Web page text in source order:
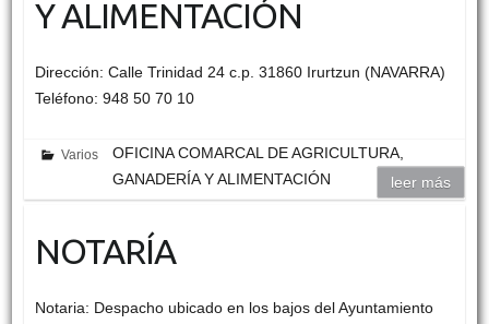
Y ALIMENTACIÓN
Dirección: Calle Trinidad 24 c.p. 31860 Irurtzun (NAVARRA)
Teléfono: 948 50 70 10
Varios
OFICINA COMARCAL DE AGRICULTURA,
GANADERÍA Y ALIMENTACIÓN
leer más
NOTARÍA
Notaria: Despacho ubicado en los bajos del Ayuntamiento